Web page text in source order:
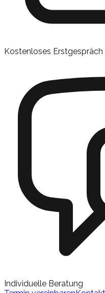
Kostenloses Erstgespräch
Individuelle Beratung